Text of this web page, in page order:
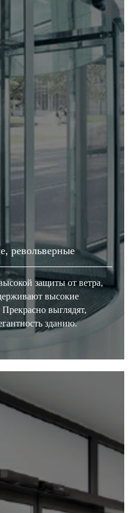
револьверные
защиты от ветра,
высокие
выглядят,
зданию.
18:00,